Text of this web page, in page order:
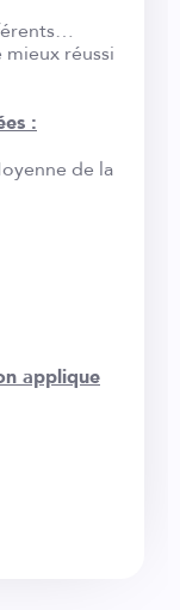
réussi
:
de la
applique